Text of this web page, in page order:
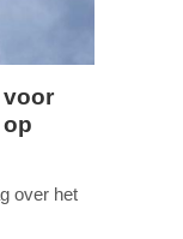
voor
over het